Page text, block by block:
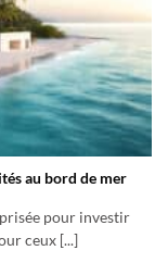
au bord de mer
pour investir
ceux [...]